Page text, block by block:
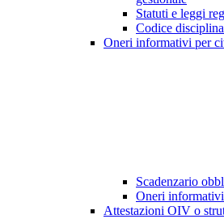
Statuti e leggi
Codice
Oneri informativi per
Scadenzario
Oneri
Attestazioni OIV o